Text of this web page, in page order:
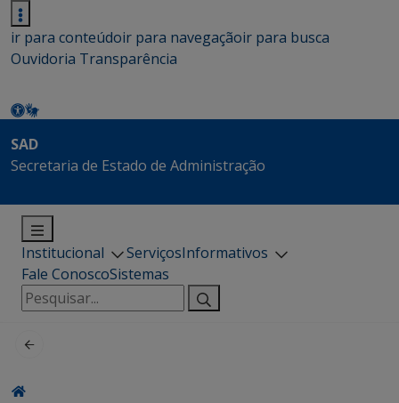
ir para conteúdoir para navegaçãoir para busca
Ouvidoria Transparência
SAD
Secretaria de Estado de Administração
Institucional ServiçosInformativos
Fale ConoscoSistemas
Pesquisar
por: